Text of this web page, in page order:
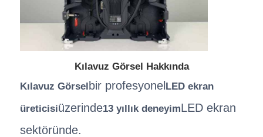
Kılavuz Görsel Hakkında
Kılavuz Görselbir profesyonelLED ekran
üreticisiüzerinde13 yıllık deneyimLED ekran
sektöründe.